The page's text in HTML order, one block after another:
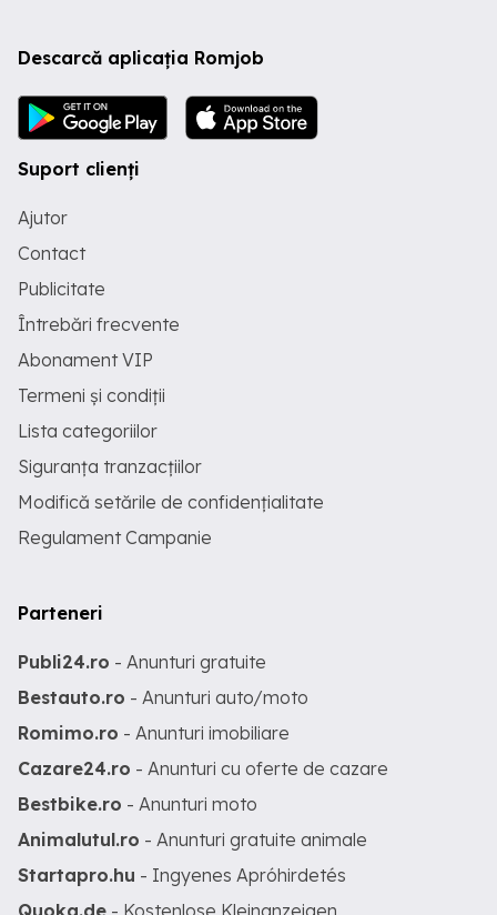
Descarcă aplicația Romjob
Suport clienți
Ajutor
Contact
Publicitate
Întrebări frecvente
Abonament VIP
Termeni și condiții
Lista categoriilor
Siguranța tranzacțiilor
Modifică setările de confidențialitate
Regulament Campanie
Parteneri
Publi24.ro - Anunturi gratuite
Bestauto.ro - Anunturi auto/moto
Romimo.ro - Anunturi imobiliare
Cazare24.ro - Anunturi cu oferte de cazare
Bestbike.ro - Anunturi moto
Animalutul.ro - Anunturi gratuite animale
Startapro.hu - Ingyenes Apróhirdetés
Quoka.de - Kostenlose Kleinanzeigen